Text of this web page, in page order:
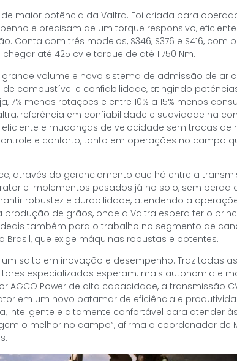
maior potência da Valtra. Foi criada para
e precisam de um torque responsivo,
Conta com três modelos, S346, S376 e S416, com
até 425 cv e torque de até 1.750 Nm.
grande volume e novo sistema de admissão de ar
combustível e confiabilidade, atingindo
7% menos rotações e entre 10% a 15% menos
referência em confiabilidade e suavidade na
e mudanças de velocidade sem trocas de
e conforto, tanto em operações no campo
através do gerenciamento que há entre a
e implementos pesados já no solo, sem perda
robustez e durabilidade, atendendo a
produção de grãos, onde a Valtra espera ter o
também para o trabalho no segmento de
que exige máquinas robustas e potentes.
salto em inovação e desempenho. Traz todas as
especializados esperam: mais autonomia e
AGCO Power de alta capacidade, a transmissão
em um novo patamar de eficiência e
inteligente e altamente confortável para atender às
o melhor no campo”, afirma o coordenador de